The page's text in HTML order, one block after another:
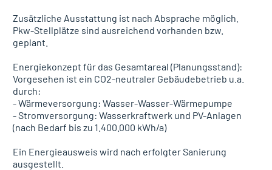
Zusätzliche Ausstattung ist nach Absprache möglich.
Pkw-Stellplätze sind ausreichend vorhanden bzw.
geplant.
Energiekonzept für das Gesamtareal (Planungsstand):
Vorgesehen ist ein CO2-neutraler Gebäudebetrieb u.a.
durch:
- Wärmeversorgung: Wasser-Wasser-Wärmepumpe
- Stromversorgung: Wasserkraftwerk und PV-Anlagen
(nach Bedarf bis zu 1.400.000 kWh/a)
Ein Energieausweis wird nach erfolgter Sanierung
ausgestellt.